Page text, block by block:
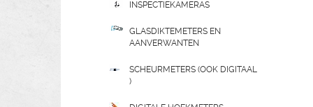
INSPECTIEKAMERAS
GLASDIKTEMETERS EN
AANVERWANTEN
SCHEURMETERS (OOK DIGITAAL
)